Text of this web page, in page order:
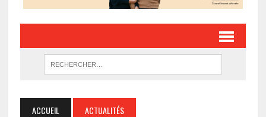
ACCUEIL ACTUALITÉS